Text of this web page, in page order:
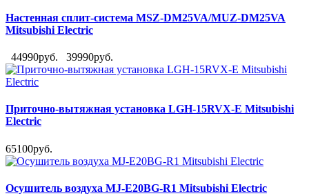
Настенная сплит-система MSZ-DM25VA/MUZ-DM25VA
Mitsubishi Electric
44990руб. 39990руб.
Приточно-вытяжная установка LGH-15RVX-E Mitsubishi
Electric
65100руб.
Осушитель воздуха MJ-E20BG-R1 Mitsubishi Electric